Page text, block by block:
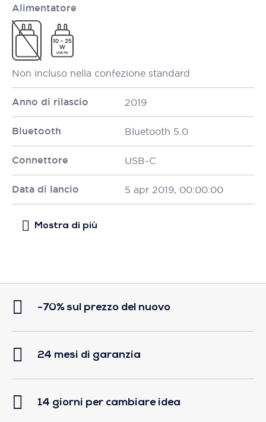
Alimentatore
Non incluso nella confezione standard
Anno di rilascio 2019
Bluetooth Bluetooth 5.0
Connettore USB-C
Data di lancio 5 apr 2019, 00:00:00
-70% sul prezzo del nuovo
24 mesi di garanzia
14 giorni per cambiare idea